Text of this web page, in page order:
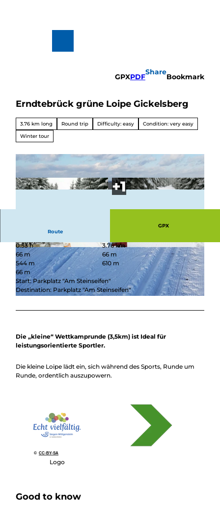
Hiking
Biking
All topics
GPXPDF
Share
Bookmark
Erndtebrück grüne Loipe Gickelsberg
3.76 km long Round trip Difficulty: easy
Condition: very easy
Winter tour
© TuS Erndtebrück Skiabteilung / S. Becker , To
uristikverband Siegen-Wittgenstein e.V. |
CC-BY-SA
© TuS Erndtebrück Skiabteilung / S. Becker , To
uristikverband Siegen-Wittgenstein e.V. |
CC-BY-SA
Route
GPX
0:53 h
3.76 km
66 m
66 m
544 m
610 m
66 m
Start: Parkplatz "Am Steinseifen"
Destination: Parkplatz "Am Steinseifen"
Die „kleine“ Wettkamprunde (3,5km) ist Ideal für
leistungsorientierte Sportler.
Die kleine Loipe lädt ein, sich während des Sports, Runde um
Runde, ordentlich auszupowern.
© CC-BY-SA
Logo
Good to know